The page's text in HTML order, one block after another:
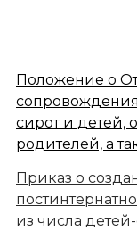
Положение о
сирот и детей,
родителей, а
Приказ о
из числа